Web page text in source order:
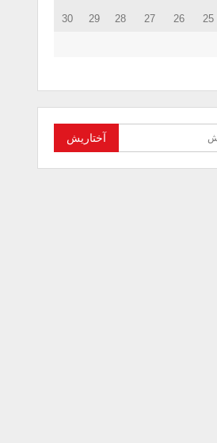
25
26
27
28
29
30